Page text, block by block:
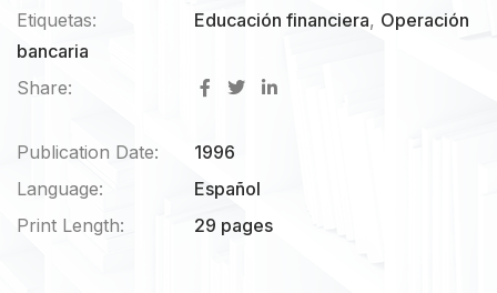
Etiquetas:
Educación financiera, Operación
bancaria
Share:
Publication Date:
1996
Language:
Español
Print Length:
29 pages